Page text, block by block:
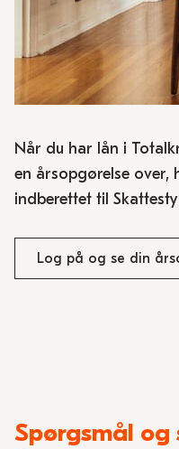
Når du har lån i
en årsopgørelse over,
indberettet til
Log på og se din
Spørgsmål og